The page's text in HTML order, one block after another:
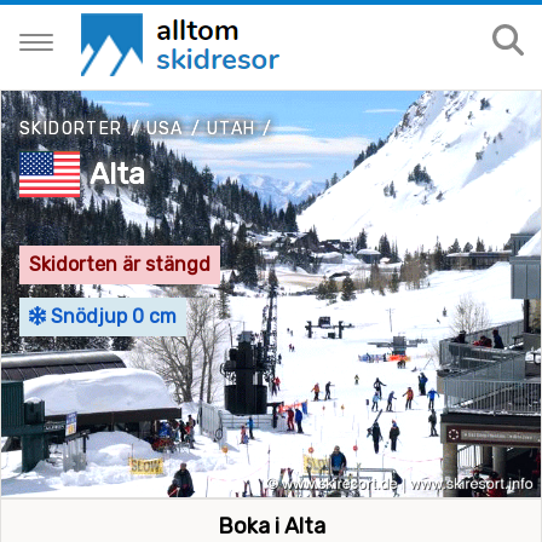
SKIDORTER/USA/UTAH/
Alta
Skidorten är stängd
Snödjup 0 cm
Boka i Alta